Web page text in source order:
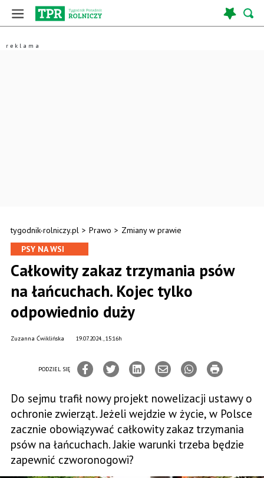
tygodnik-rolniczy.pl > Prawo > Zmiany w prawie
PSY NA WSI
Całkowity zakaz trzymania psów
na łańcuchach. Kojec tylko
odpowiednio duży
19.07.2024., 15:16h
Zuzanna Ćwiklińska
PODZIEL SIĘ
Do sejmu trafił nowy projekt nowelizacji ustawy o
ochronie zwierząt. Jeżeli wejdzie w życie, w Polsce
zacznie obowiązywać całkowity zakaz trzymania
psów na łańcuchach. Jakie warunki trzeba będzie
zapewnić czworonogowi?